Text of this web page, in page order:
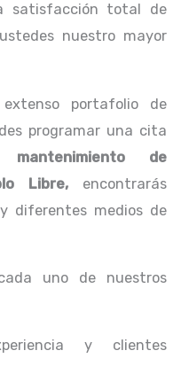
satisfacción total de
nuestro mayor
portafolio de
programar una cita
de
Libre, encontrarás
diferentes medios de
uno de nuestros
y clientes